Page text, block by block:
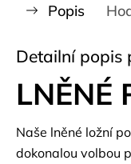
Popis
Detailní popis
LNĚNÉ
Naše lněné ložní
dokonalou volbou